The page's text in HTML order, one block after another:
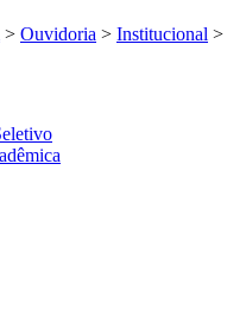
> Ouvidoria > Institucional >